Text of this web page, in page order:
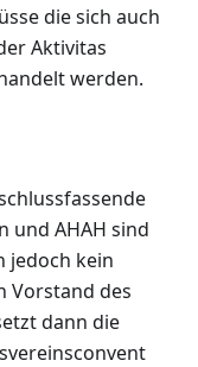
die sich auch
Aktivitas
werden.
und AHAH sind
jedoch kein
Vorstand des
dann die